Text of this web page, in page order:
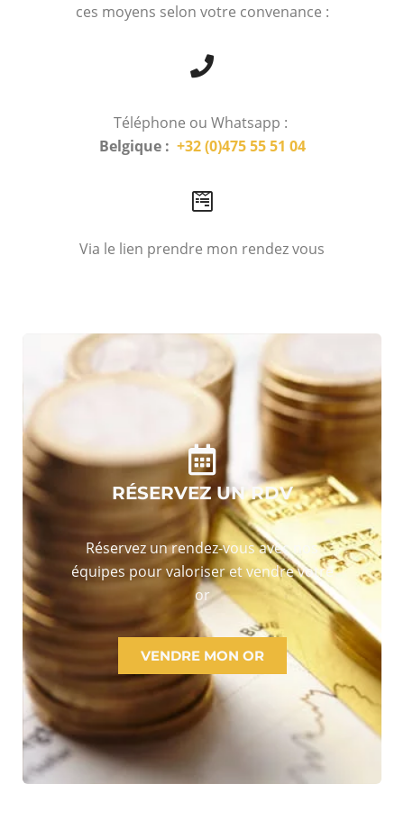
ces moyens selon votre convenance :
Téléphone ou Whatsapp :
Belgique : +32 (0)475 55 51 04
Via le lien prendre mon rendez vous
RÉSERVEZ UN RDV
Réservez un rendez-vous avec nos
équipes pour valoriser et vendre votre
or
VENDRE MON OR